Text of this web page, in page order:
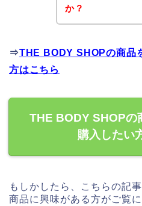
か？
⇒THE BODY SHOPの商品
方はこちら
THE BODY SHOPの
購入したい
もしかしたら、こちらの記
商品に興味がある方がご覧